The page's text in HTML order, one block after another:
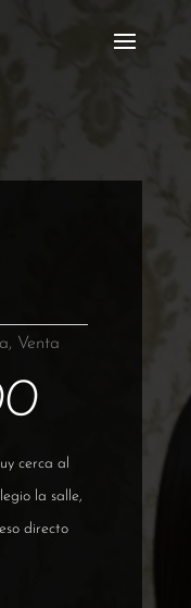
, Venta
cerca al
la salle,
directo